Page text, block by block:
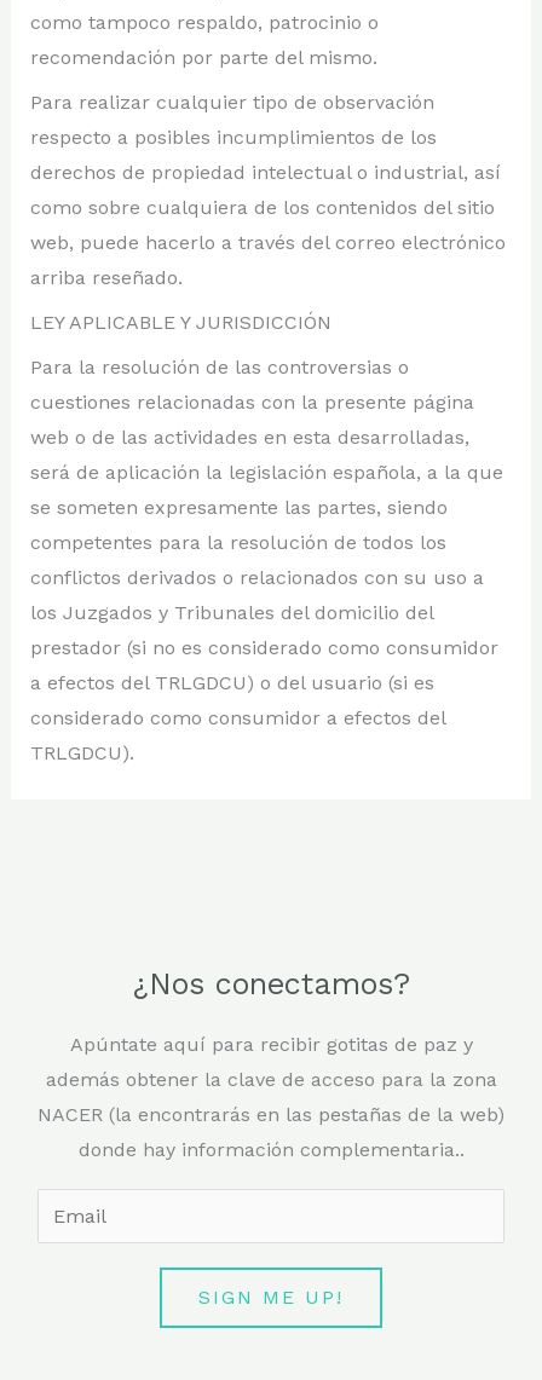
como tampoco respaldo, patrocinio o
recomendación por parte del mismo.
Para realizar cualquier tipo de observación
respecto a posibles incumplimientos de los
derechos de propiedad intelectual o industrial, así
como sobre cualquiera de los contenidos del sitio
web, puede hacerlo a través del correo electrónico
arriba reseñado.
LEY APLICABLE Y JURISDICCIÓN
Para la resolución de las controversias o
cuestiones relacionadas con la presente página
web o de las actividades en esta desarrolladas,
será de aplicación la legislación española, a la que
se someten expresamente las partes, siendo
competentes para la resolución de todos los
conflictos derivados o relacionados con su uso a
los Juzgados y Tribunales del domicilio del
prestador (si no es considerado como consumidor
a efectos del TRLGDCU) o del usuario (si es
considerado como consumidor a efectos del
TRLGDCU).
¿Nos conectamos?
Apúntate aquí para recibir gotitas de paz y
además obtener la clave de acceso para la zona
NACER (la encontrarás en las pestañas de la web)
donde hay información complementaria..
m
SIGN ME UP!